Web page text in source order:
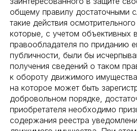
общему правилу достаточными
такие действия
которые, с учетом объективных
правообладателя по приданию
публичности, были бы
получения сведений о таком
к обороту движимого
на которое может быть
добровольном порядке,
приобретателя необходимо
содержания реестра